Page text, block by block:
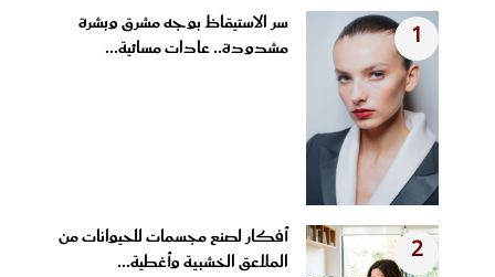
1
سر الاستيقاظ بوجه مشرق وبشرة
مشدودة.. عادات مسائية...
2
أفكار لصنع مجسمات للحيوانات من
الملاعق الخشبية وأغطية...